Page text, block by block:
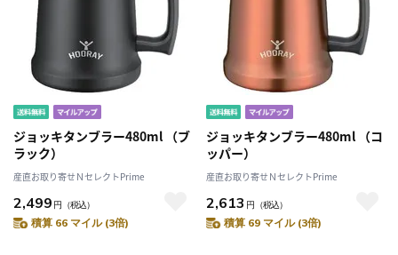
ジョッキタンブラー480ml （ブ
ラック）
産直お取り寄せＮセレクトPrime
2,499 円 （税込）
積算 66 マイル (3倍)
ジョッキタンブラー480ml （コ
ッパー）
産直お取り寄せＮセレクトPrime
2,613 円 （税込）
積算 69 マイル (3倍)